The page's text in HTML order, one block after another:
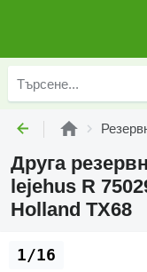
Друга
lejehus R
Holland TX68
1/16